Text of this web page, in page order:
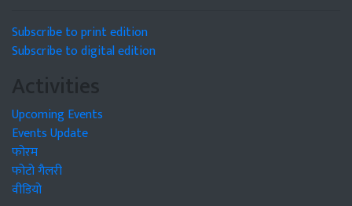
Subscribe to print edition
Subscribe to digital edition
Activities
Upcoming Events
Events Update
फोरम
फोटो गैलरी
वीडियो